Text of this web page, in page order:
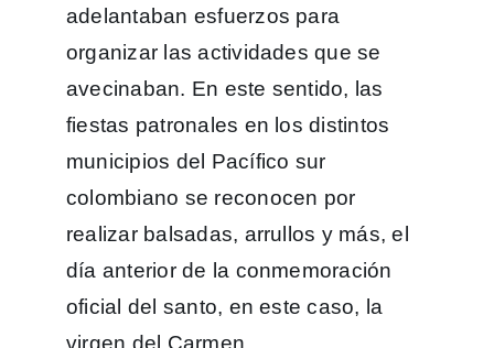
adelantaban esfuerzos para
organizar las actividades que se
avecinaban. En este sentido, las
fiestas patronales en los distintos
municipios del Pacífico sur
colombiano se reconocen por
realizar balsadas, arrullos y más, el
día anterior de la conmemoración
oficial del santo, en este caso, la
virgen del Carmen.